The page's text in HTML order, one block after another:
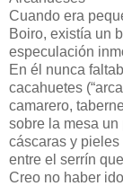
Cuando era
Boiro, existía un
especulación
En él nunca
cacahuetes
camarero,
sobre la mesa
cáscaras y
entre el serrín
Creo no haber